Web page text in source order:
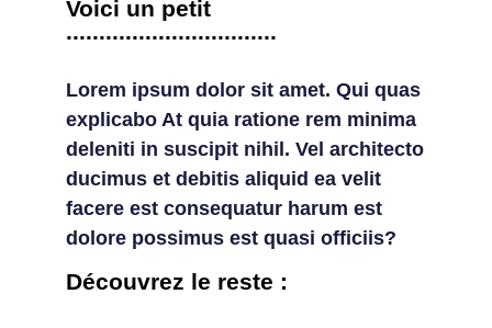
Voici un petit
................................
Lorem ipsum dolor sit amet. Qui quas
explicabo At quia ratione rem minima
deleniti in suscipit nihil. Vel architecto
ducimus et debitis aliquid ea velit
facere est consequatur harum est
dolore possimus est quasi officiis?
Découvrez le reste :